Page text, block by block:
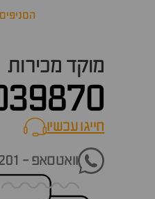
מוקד מכירות
חייגו עכשיוcall now
וואטסאפ - 054-3887201